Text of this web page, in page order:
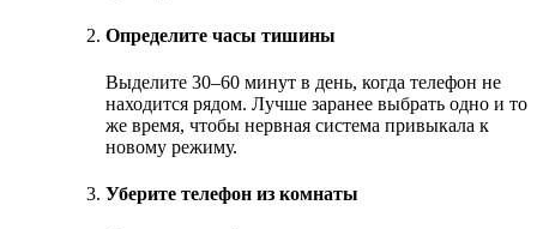
Определите часы тишины
Выделите 30–60 минут в день, когда телефон не
находится рядом. Лучше заранее выбрать одно и то
же время, чтобы нервная система привыкала к
новому режиму.
Уберите телефон из комнаты